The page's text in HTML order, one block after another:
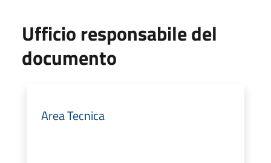
Ufficio responsabile del
documento
Area Tecnica